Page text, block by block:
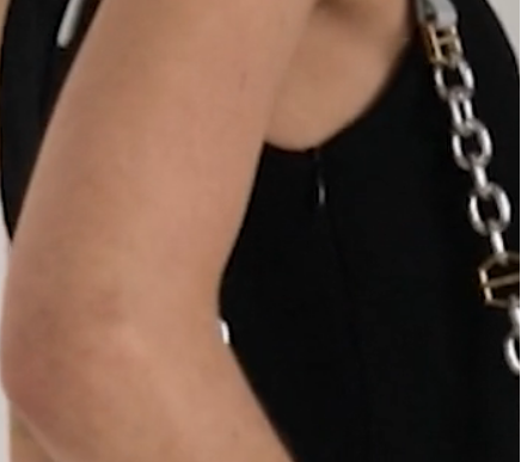
Meus pedidos
Acompanhe
seus pedidos e
solicite
devoluções.